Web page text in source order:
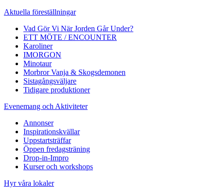
Aktuella föreställningar
Vad Gör Vi När Jorden Går Under?
ETT MÖTE / ENCOUNTER
Karoliner
IMORGON
Minotaur
Morbror Vanja & Skogsdemonen
Sistagångsväljare
Tidigare produktioner
Evenemang och Aktiviteter
Annonser
Inspirationskvällar
Uppstartsträffar
Öppen fredagsträning
Drop-in-Impro
Kurser och workshops
Hyr våra lokaler